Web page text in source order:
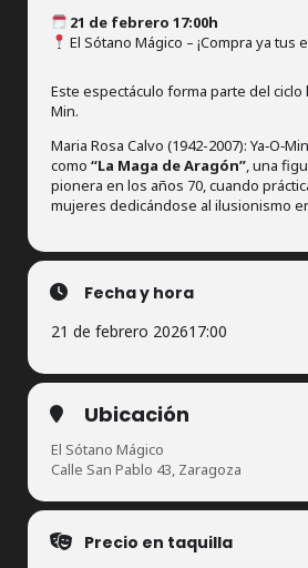
21 de febrero 17:00h
El Sótano Mágico – ¡Compra ya tus
Este espectáculo forma parte del ciclo
Min.
Maria Rosa Calvo (1942-2007):
como “La Maga de Aragón”, una
pionera en los años 70, cuando
mujeres dedicándose al ilusionismo
Fecha y hora
21 de febrero 202617:00
Ubicación
El Sótano Mágico
Calle San Pablo 43, Zaragoza
Precio en taquilla